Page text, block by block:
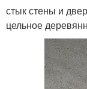
стык стены и
цельное